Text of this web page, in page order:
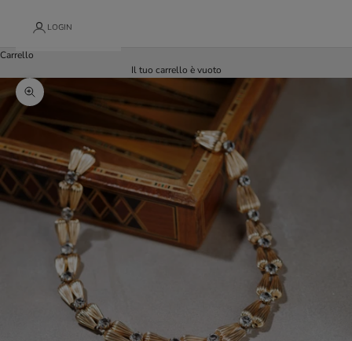
LOGIN
Carrello
Il tuo carrello è vuoto
Ingrandisci immagine